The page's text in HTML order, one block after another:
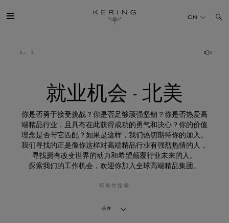
业
机
可持续发展
FINANCE
CN
就业机会 - 北美
你是否勇于接受挑战？你是否足够顽强坚韧？你是否热爱高
端精品行业，且具有在此获得成功的勇气和决心？你的价值
理念是否与它匹配？如果是这样，我们热切期待你的加入。
我们寻找的正是像你这样对高端精品行业有强烈热情的人，
寻找拥有改变世界的动力和希望颠覆行业未来的人。
探索我们的工作机会，欢迎你加入全球高端精品集团。
按条件搜索
品牌